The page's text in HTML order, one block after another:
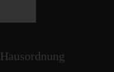
Hausordnung